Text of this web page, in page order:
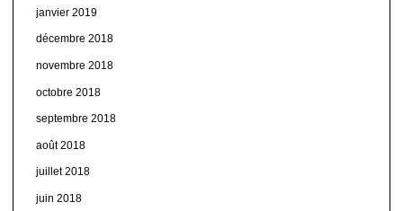
janvier 2019
décembre 2018
novembre 2018
octobre 2018
septembre 2018
août 2018
juillet 2018
juin 2018